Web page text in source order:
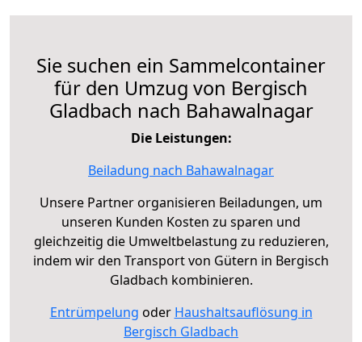
Sie suchen ein Sammelcontainer
für den Umzug von Bergisch
Gladbach nach Bahawalnagar
Die Leistungen:
Beiladung nach Bahawalnagar
Unsere Partner organisieren Beiladungen, um
unseren Kunden Kosten zu sparen und
gleichzeitig die Umweltbelastung zu reduzieren,
indem wir den Transport von Gütern in Bergisch
Gladbach kombinieren.
Entrümpelung oder Haushaltsauflösung in
Bergisch Gladbach